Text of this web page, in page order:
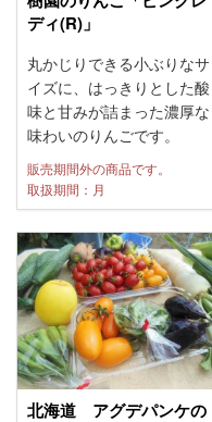
ディ(R)」
丸かじりできる小ぶりなサ
イズに、はっきりとした酸
味と甘みが詰まった濃厚な
味わいのりんごです。
販売期間外の商品です。
取扱期間：月
北海道 アグデパンケの